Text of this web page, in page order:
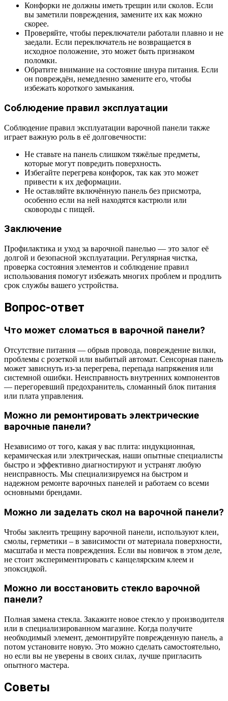
Конфорки не должны иметь трещин или сколов. Если
вы заметили повреждения, замените их как можно
скорее.
Проверяйте, чтобы переключатели работали плавно и не
заедали. Если переключатель не возвращается в
исходное положение, это может быть признаком
поломки.
Обратите внимание на состояние шнура питания. Если
он повреждён, немедленно замените его, чтобы
избежать короткого замыкания.
Соблюдение правил эксплуатации
Соблюдение правил эксплуатации варочной панели также
играет важную роль в её долговечности:
Не ставьте на панель слишком тяжёлые предметы,
которые могут повредить поверхность.
Избегайте перегрева конфорок, так как это может
привести к их деформации.
Не оставляйте включённую панель без присмотра,
особенно если на ней находятся кастрюли или
сковороды с пищей.
Заключение
Профилактика и уход за варочной панелью — это залог её
долгой и безопасной эксплуатации. Регулярная чистка,
проверка состояния элементов и соблюдение правил
использования помогут избежать многих проблем и продлить
срок службы вашего устройства.
Вопрос-ответ
Что может сломаться в варочной панели?
Отсутствие питания — обрыв провода, повреждение вилки,
проблемы с розеткой или выбитый автомат. Сенсорная панель
может зависнуть из-за перегрева, перепада напряжения или
системной ошибки. Неисправность внутренних компонентов
— перегоревший предохранитель, сломанный блок питания
или плата управления.
Можно ли ремонтировать электрические
варочные панели?
Независимо от того, какая у вас плита: индукционная,
керамическая или электрическая, наши опытные специалисты
быстро и эффективно диагностируют и устранят любую
неисправность. Мы специализируемся на быстром и
надежном ремонте варочных панелей и работаем со всеми
основными брендами.
Можно ли заделать скол на варочной панели?
Чтобы заклеить трещину варочной панели, используют клеи,
смолы, герметики – в зависимости от материала поверхности,
масштаба и места повреждения. Если вы новичок в этом деле,
не стоит экспериментировать с канцелярским клеем и
эпоксидкой.
Можно ли восстановить стекло варочной
панели?
Полная замена стекла. Закажите новое стекло у производителя
или в специализированном магазине. Когда получите
необходимый элемент, демонтируйте поврежденную панель, а
потом установите новую. Это можно сделать самостоятельно,
но если вы не уверены в своих силах, лучше пригласить
опытного мастера.
Советы